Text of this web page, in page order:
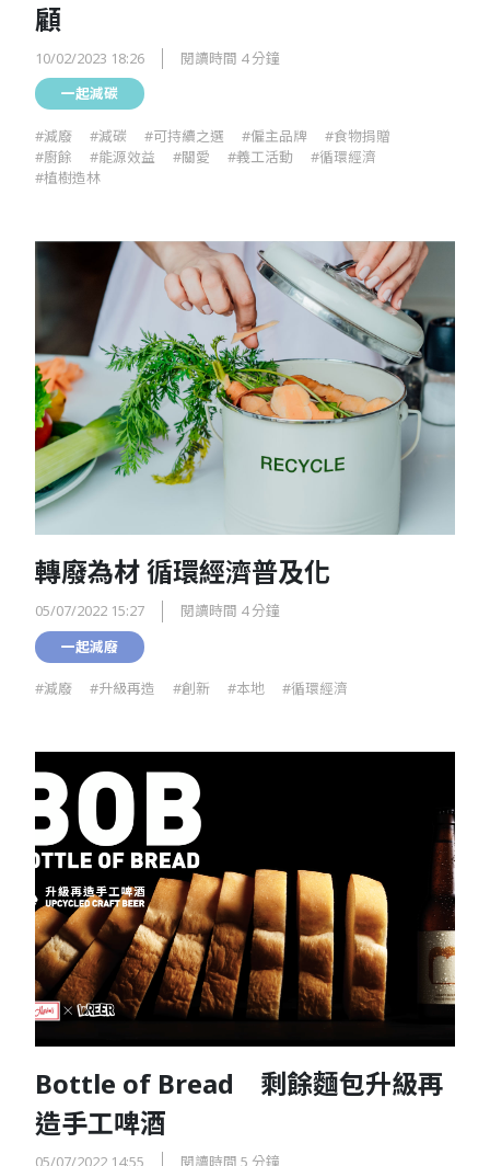
顧
10/02/2023 18:26
閱讀時間 4 分鐘
一起減碳
#減廢 #減碳 #可持續之選 #僱主品牌
#食物捐贈
#廚餘
#能源效益 #關愛 #義工活動
#循環經濟
#植樹造林
轉廢為材 循環經濟普及化
05/07/2022 15:27
閱讀時間 4 分鐘
一起減廢
#減廢 #升級再造 #創新 #本地 #循環經濟
Bottle of Bread 剩餘麵包升級再
造手工啤酒
05/07/2022 14:55 閱讀時間 5 分鐘